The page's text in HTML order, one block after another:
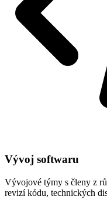
Vývoj softwaru
Vývojové týmy s členy z
revizí kódu, technických